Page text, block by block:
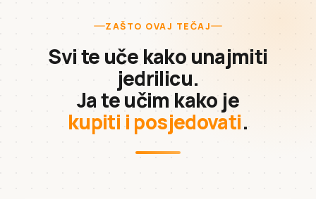
ZAŠTO OVAJ TEČAJ
Svi te uče kako unajmiti
jedrilicu.
Ja te učim kako je
kupiti i posjedovati.